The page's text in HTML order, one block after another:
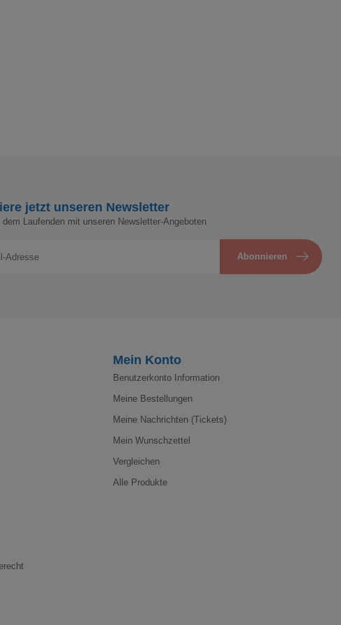
jetzt unseren Newsletter
dem Laufenden mit unseren Newsletter-Angeboten
Abonnieren
Mein Konto
Benutzerkonto Information
Meine Bestellungen
Meine Nachrichten (Tickets)
Mein Wunschzettel
Vergleichen
Alle Produkte